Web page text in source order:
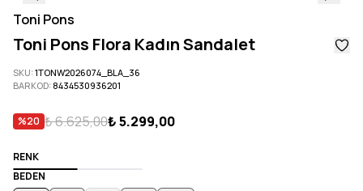
Toni Pons
Toni Pons Flora Kadın Sandalet
SKU:1TONW2026074_BLA_36
BARKOD: 8434530936201
%20 ₺ 6.625,00₺ 5.299,00
RENK
BEDEN